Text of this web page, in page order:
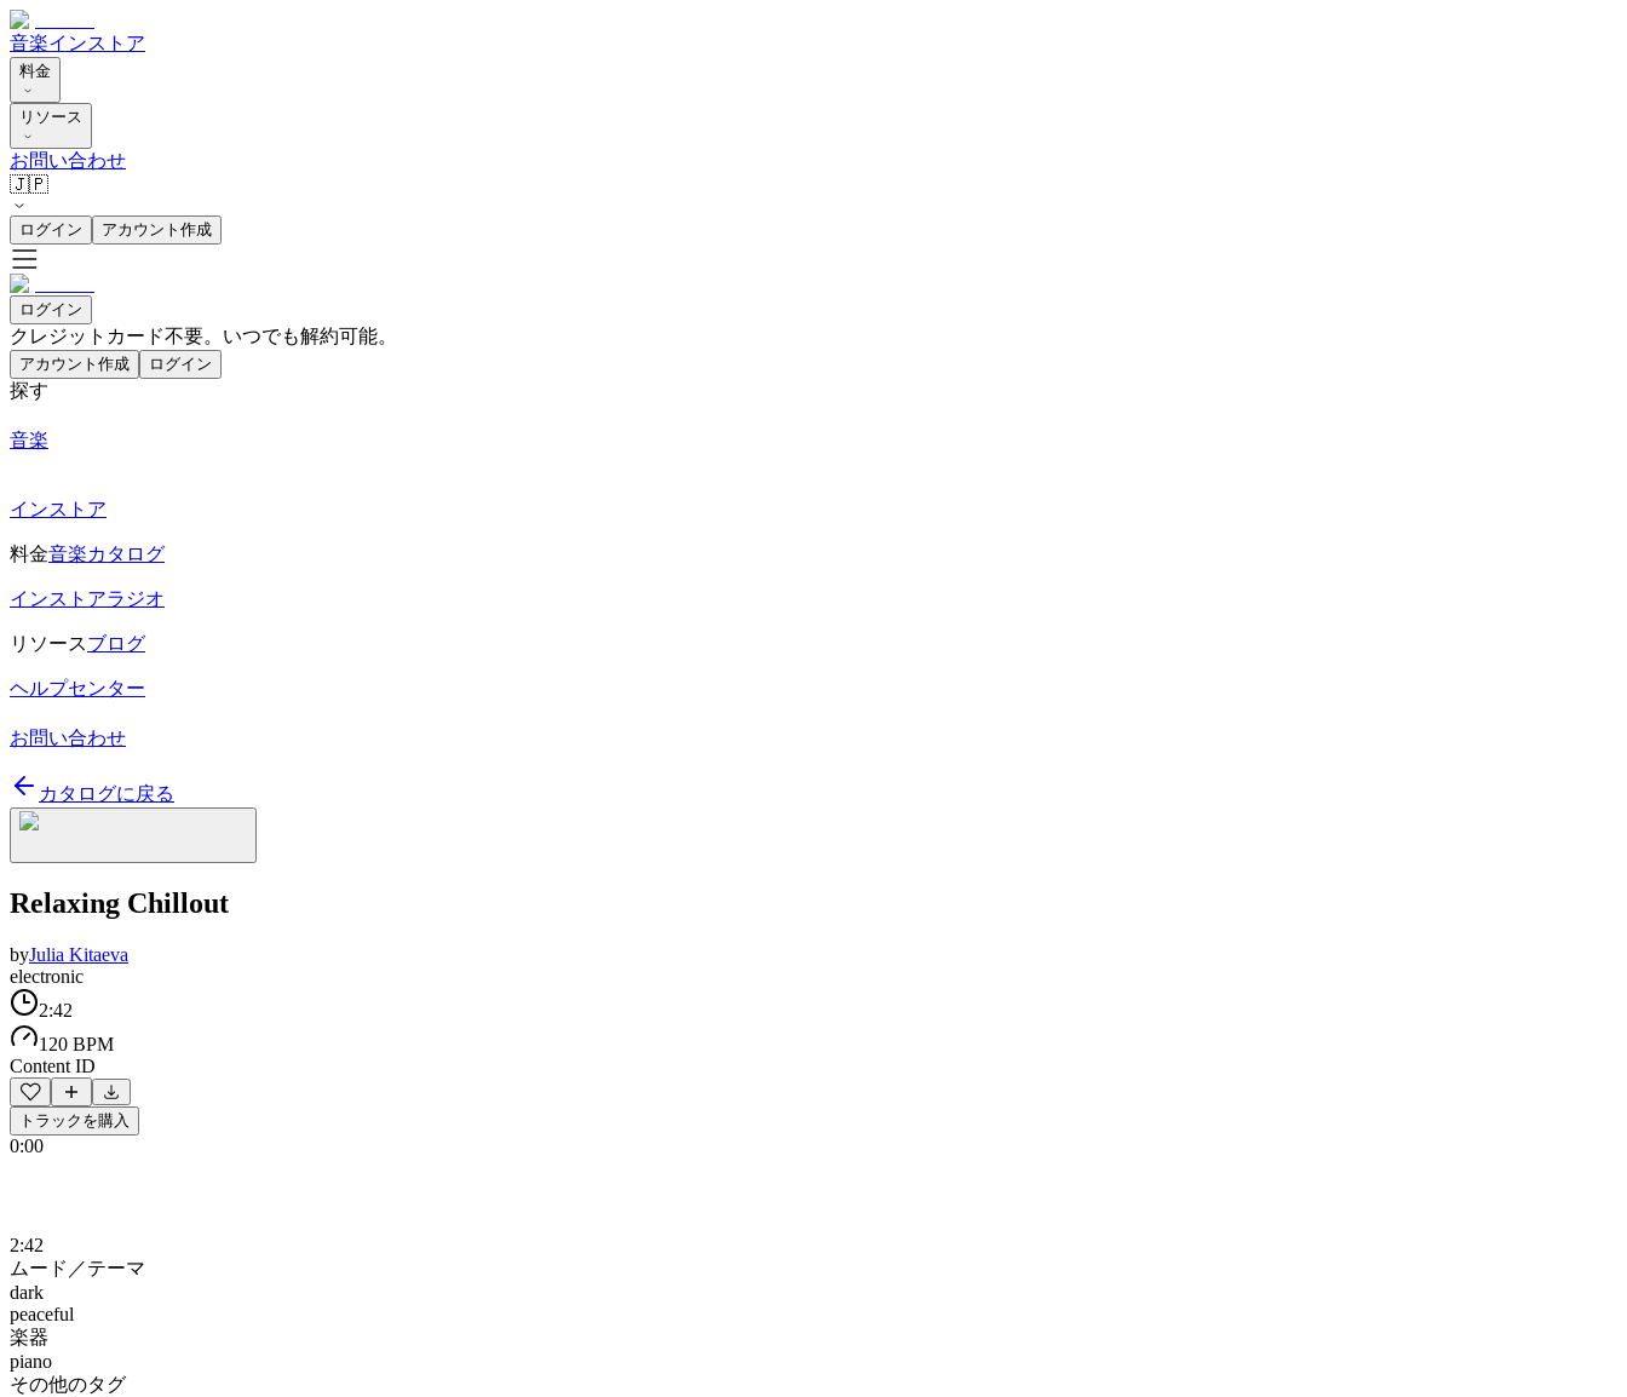
音楽インストア
料金
リソース
お問い合わせ
🇯🇵
ログイン アカウント作成
ログイン
クレジットカード不要。いつでも解約可能。
アカウント作成 ログイン
探す
音楽
インストア
料金音楽カタログ
インストアラジオ
リソースブログ
ヘルプセンター
お問い合わせ
カタログに戻る
Relaxing Chillout
byJulia Kitaeva
electronic
2:42
120 BPM
Content ID
トラックを購入
0:00
2:42
ムード／テーマ
dark
peaceful
楽器
piano
その他のタグ